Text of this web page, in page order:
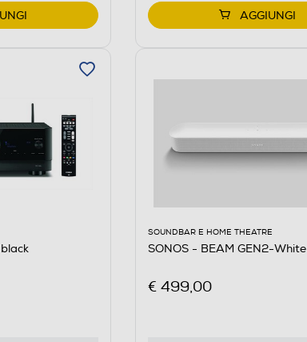
AGGIUNGI
SOUNDBAR E HOME THEATRE
SONOS - BEAM GEN2-White
€ 499,00